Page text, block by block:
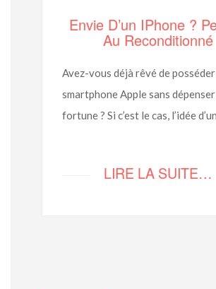
Envie D’un IPhone ?
Au Reconditionné
Avez-vous déjà rêvé de posséder
smartphone Apple sans
fortune ? Si c’est le cas, l’idée
LIRE LA SUITE…